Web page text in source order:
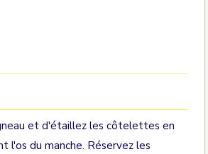
et d'étaillez les côtelettes en
l'os du manche. Réservez les